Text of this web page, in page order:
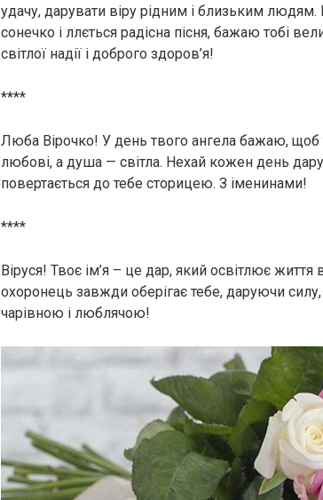
удачу, дарувати віру рідним і близьким людям.
сонечко і ллється радісна пісня, бажаю тобі
світлої надії і доброго здоров’я!
****
Люба Вірочко! У день твого ангела бажаю,
любові, а душа — світла. Нехай кожен день
повертається до тебе сторицею. З іменинами!
****
Віруся! Твоє ім’я – це дар, який освітлює життя
охоронець завжди оберігає тебе, даруючи
чарівною і люблячою!